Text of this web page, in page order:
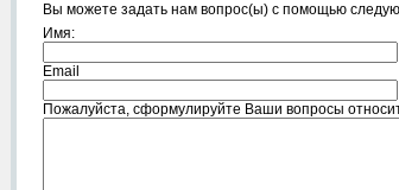
Вы можете задать нам вопрос(ы) с помощью
Имя:
Email
Пожалуйста, сформулируйте Ваши вопросы